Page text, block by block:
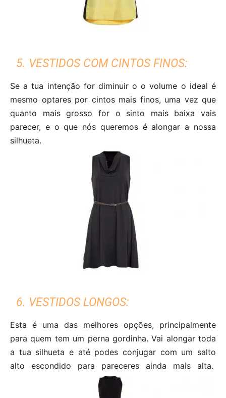
5. VESTIDOS COM CINTOS FINOS:
Se a tua intenção for diminuir o o volume o ideal é
mesmo optares por cintos mais finos, uma vez que
quanto mais grosso for o sinto mais baixa vais
parecer, e o que nós queremos é alongar a nossa
silhueta.
6. VESTIDOS LONGOS:
Esta é uma das melhores opções, principalmente
para quem tem um perna gordinha. Vai alongar toda
a tua silhueta e até podes conjugar com um salto
alto escondido para pareceres ainda mais alta.